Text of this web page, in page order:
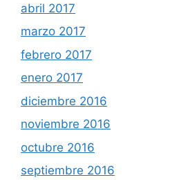
abril 2017
marzo 2017
febrero 2017
enero 2017
diciembre 2016
noviembre 2016
octubre 2016
septiembre 2016